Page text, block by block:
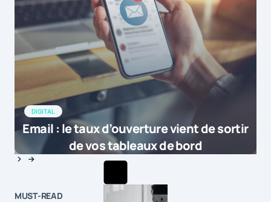
DIGITAL
Email : le taux d’ouverture vient de sortir
de vos tableaux de bord
MUST-READ